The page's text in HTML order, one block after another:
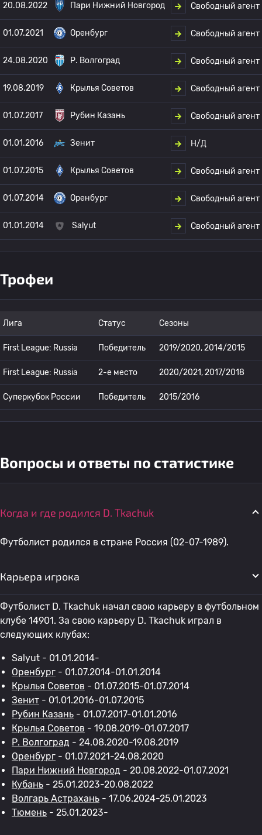
20.08.2022 Пари Нижний Новгород Свободный агент
01.07.2021 Оренбург Свободный агент
24.08.2020 Р. Волгоград Свободный агент
19.08.2019 Крылья Советов Свободный агент
01.07.2017 Рубин Казань Свободный агент
01.01.2016 Зенит Н/Д
01.07.2015 Крылья Советов Свободный агент
01.07.2014 Оренбург Свободный агент
01.01.2014 Salyut Свободный агент
Трофеи
Лига Статус Сезоны
First League: Russia Победитель 2019/2020, 2014/2015
First League: Russia 2-е место 2020/2021, 2017/2018
Суперкубок России Победитель 2015/2016
Вопросы и ответы по статистике
Когда и где родился D. Tkachuk
Футболист родился в стране Россия (02-07-1989).
Карьера игрока
Футболист D. Tkachuk начал свою карьеру в футбольном
клубе 14901. За свою карьеру D. Tkachuk играл в
следующих клубах:
Salyut - 01.01.2014-
Оренбург - 01.07.2014-01.01.2014
Крылья Советов - 01.07.2015-01.07.2014
Зенит - 01.01.2016-01.07.2015
Рубин Казань - 01.07.2017-01.01.2016
Крылья Советов - 19.08.2019-01.07.2017
Р. Волгоград - 24.08.2020-19.08.2019
Оренбург - 01.07.2021-24.08.2020
Пари Нижний Новгород - 20.08.2022-01.07.2021
Кубань - 25.01.2023-20.08.2022
Волгарь Астрахань - 17.06.2024-25.01.2023
Тюмень - 25.01.2023-